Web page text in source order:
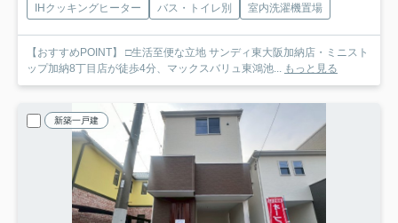
IHクッキングヒーター
バス・トイレ別 室内洗濯機置場
【おすすめPOINT】 □生活至便な立地 サンディ東大阪加納店・ミニスト
ップ加納8丁目店が徒歩4分、マックスバリュ東鴻池...
もっと見る
新築一戸建